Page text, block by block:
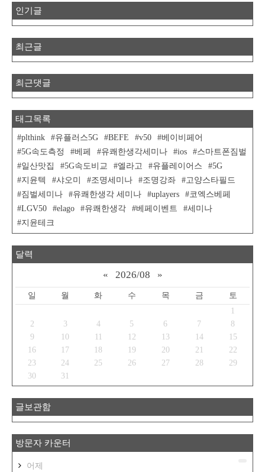
인기글
최근글
최근댓글
태그목록
plthink 유플러스5G BEFE v50
베이비페어
5G속도측정
베페 유쾌한생각세미나 ios
스마트폰짐벌
일산맛집
5G속도비교 엘라고 유플레이어스
5G
지윤텍
샤오미 조명세미나 조명강좌
고양스타필드
짐벌세미나
유쾌한생각 세미나 uplayers
코엑스베페
LGV50
elago 유쾌한생각 베페이벤트
세미나
지윤테크
달력
« 2026/08 »
일 월 화 수 목 금
토
1
2
3 4 5 6 7
8
9
10 11 12 13 14
15
16
17 18 19 20 21
22
23
24 25 26 27 28
29
30
31
글보관함
방문자 카운터
어제